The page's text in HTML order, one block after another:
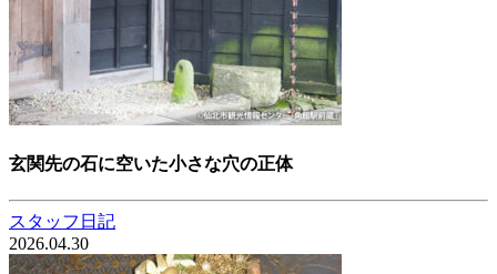
玄関先の石に空いた小さな穴の正体
スタッフ日記
2026.04.30